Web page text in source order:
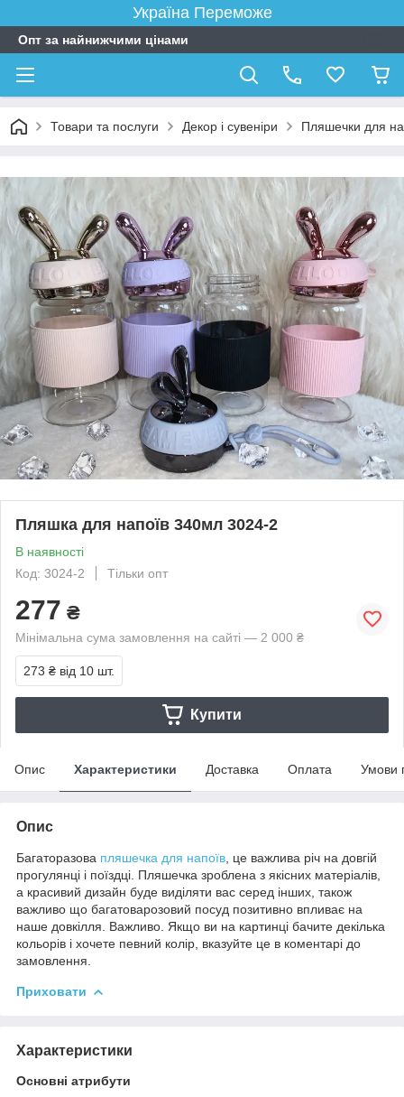
Україна Переможе
Опт за найнижчими цінами
Товари та послуги Декор і сувеніри Пляшечки для
Пляшка для напоїв 340мл 3024-2
В наявності
Код: 3024-2
Тільки опт
277 ₴
Мінімальна сума замовлення на сайті — 2 000 ₴
273 ₴ від 10 шт.
Купити
Опис Характеристики Доставка Оплата Умови
Опис
Багаторазова пляшечка для напоїв , це важлива річ на довгій
прогулянці і поїздці. Пляшечка зроблена з якісних матеріалів,
а красивий дизайн буде виділяти вас серед інших, також
важливо що багатоварозовий посуд позитивно впливає на
наше довкілля. Важливо. Якщо ви на картинці бачите декілька
кольорів і хочете певний колір, вказуйте це в коментарі до
замовлення.
Приховати
Характеристики
Основні атрибути